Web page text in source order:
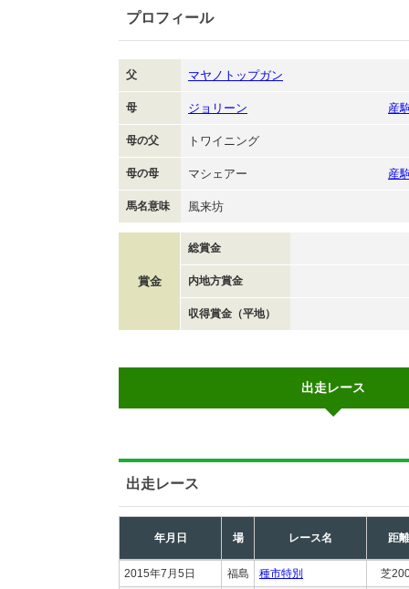
プロフィール
父 マヤノトップガン
母 ジョリーン 産
母の父 トワイニング
母の母 マシェアー 産
馬名意味 風来坊
賞金
総賞金
内地方賞金
収得賞金（平地）
出走レース
出走レース
年月日 場 レース名 距離
2015年7月5日 福島 種市特別 芝